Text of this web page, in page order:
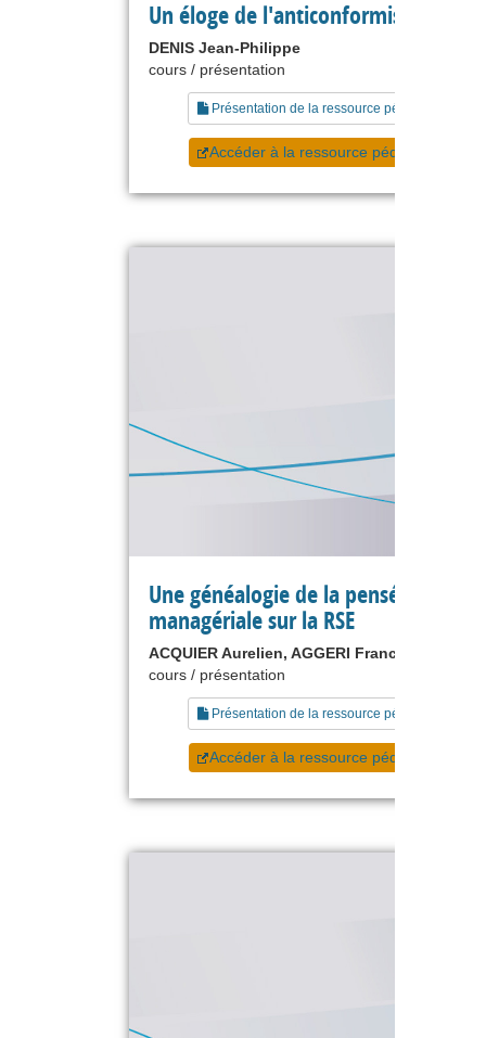
Un éloge de l'anticonformisme
DENIS Jean-Philippe
cours / présentation
Présentation de la ressource pédagogique
Accéder à la ressource pédagogique
Une généalogie de la pensée
managériale sur la RSE
ACQUIER Aurelien, AGGERI Franck
cours / présentation
Présentation de la ressource pédagogique
Accéder à la ressource pédagogique